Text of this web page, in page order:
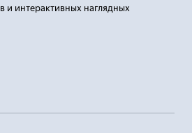
и интерактивных наглядных